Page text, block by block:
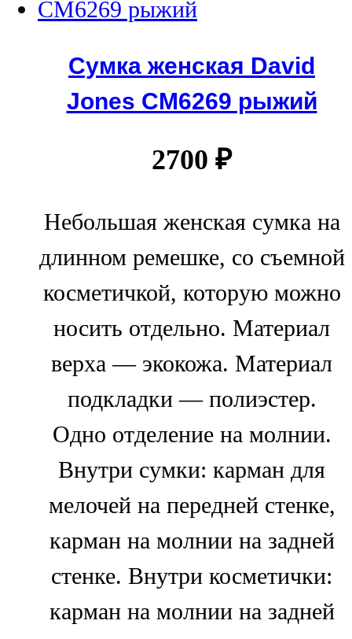
Сумка женская David
Jones СМ6269 рыжий
2700 ₽
Небольшая женская сумка на
длинном ремешке, со съемной
косметичкой, которую можно
носить отдельно. Материал
верха — экокожа. Материал
подкладки — полиэстер.
Одно отделение на молнии.
Внутри сумки: карман для
мелочей на передней стенке,
карман на молнии на задней
стенке. Внутри косметички:
карман на молнии на задней